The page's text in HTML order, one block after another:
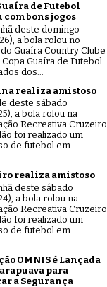
de Futebol
com bons jogos
deste domingo
a bola rolou no
Guaíra Country Clube
Guaíra de Futebol
dos...
realiza amistoso
deste sábado
a bola rolou na
Recreativa Cruzeiro
foi realizado um
de futebol em
realiza amistoso
deste sábado
a bola rolou na
Recreativa Cruzeiro
foi realizado um
de futebol em
OMNIS é Lançada
para
a Segurança